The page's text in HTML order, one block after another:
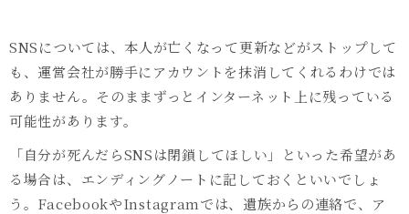
SNSについては、本人が亡くなって更新などがストップして
も、運営会社が勝手にアカウントを抹消してくれるわけでは
ありません。そのままずっとインターネット上に残っている
可能性があります。
「自分が死んだらSNSは閉鎖してほしい」といった希望があ
る場合は、エンディングノートに記しておくといいでしょ
う。 FacebookやInstagramでは、遺族からの連絡で、ア